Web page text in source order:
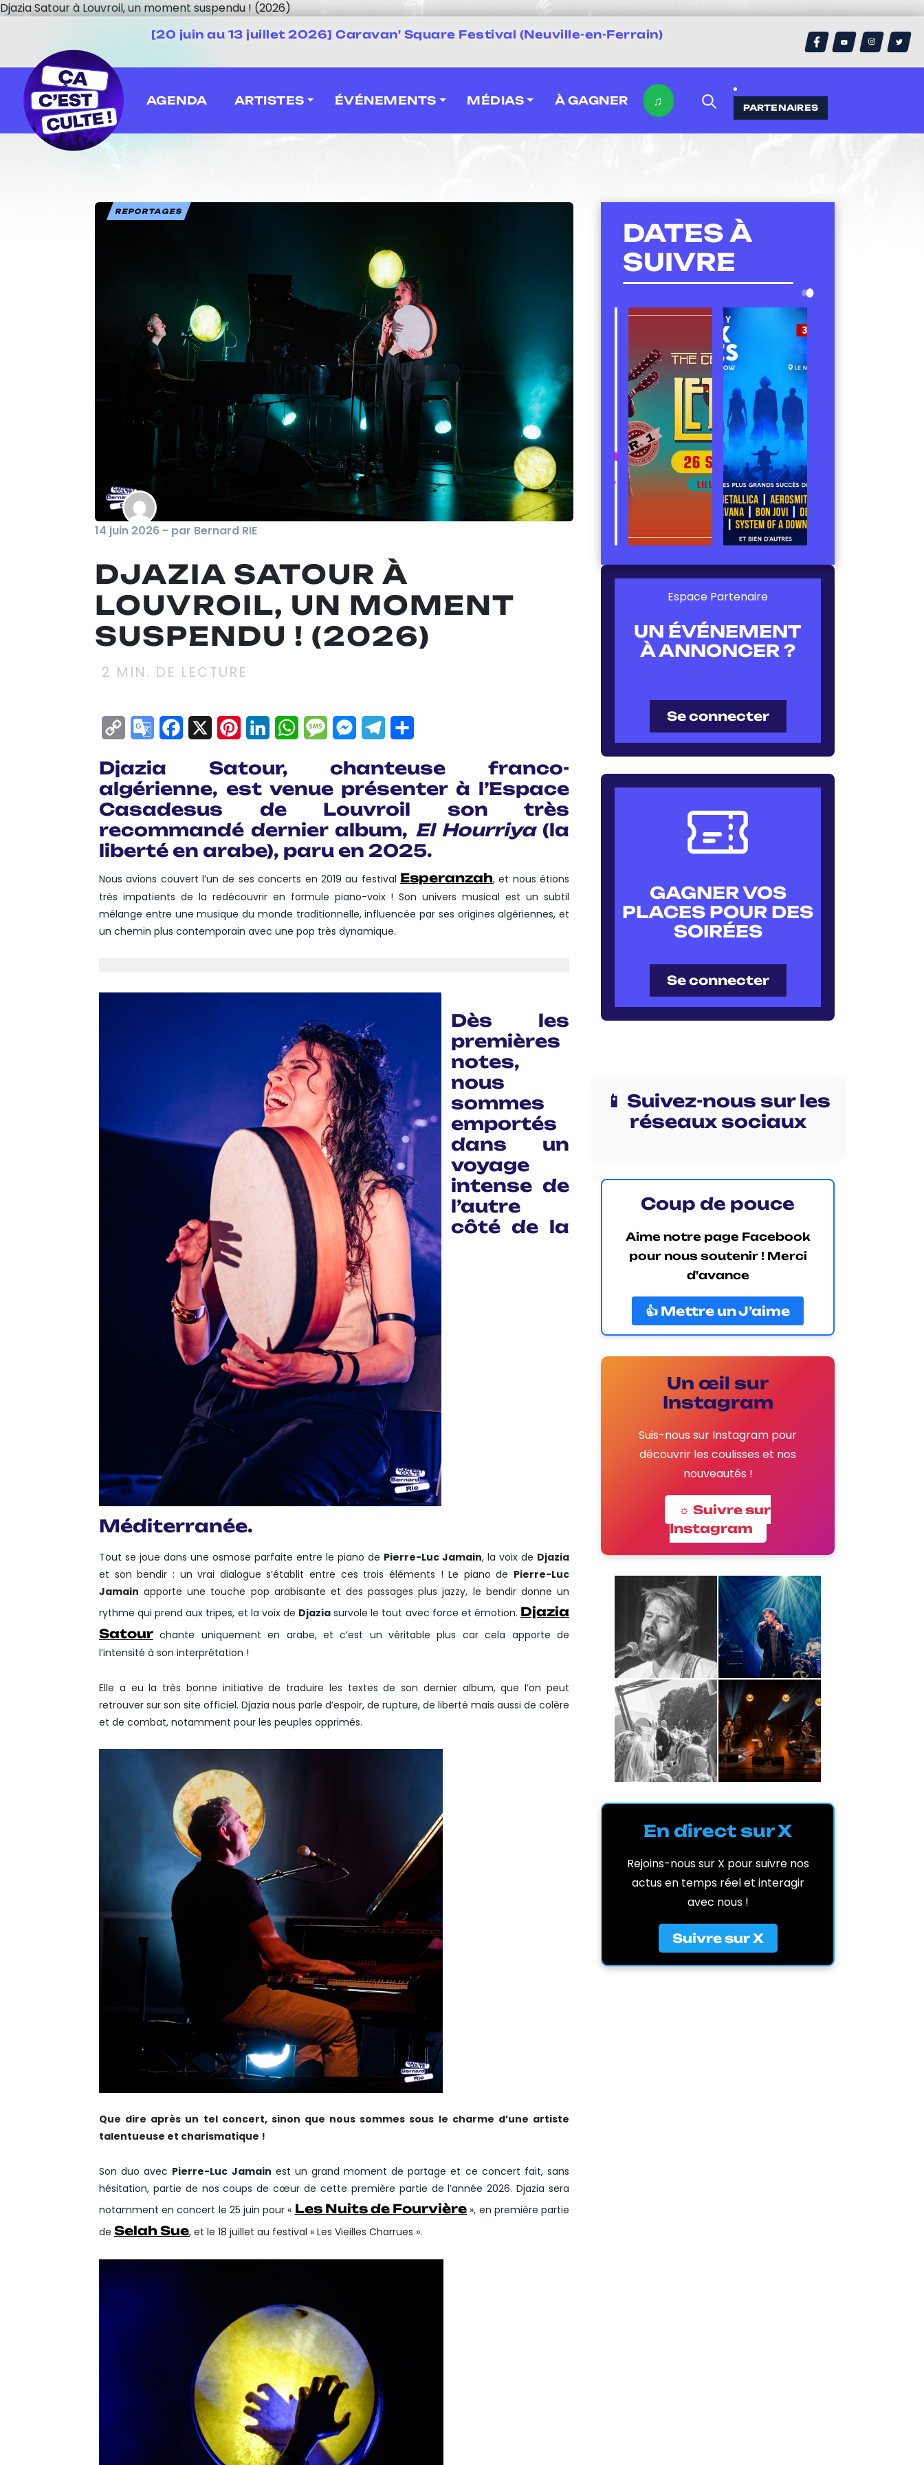
Djazia Satour à Louvroil, un moment suspendu ! (2026)
[20 juin au 13 juillet 2026] Caravan' Square Festival (Neuville-en-Ferrain)
AGENDA ARTISTES ÉVÉNEMENTS MÉDIAS À GAGNER ♫ PARTENAIRES
REPORTAGES
14 juin 2026 - par Bernard RIE
DJAZIA SATOUR À
LOUVROIL, UN MOMENT
SUSPENDU ! (2026)
2 MIN. DE LECTURE
Copy GoogleFacebook
X Pinterest
LinkedInWhatsApp
MessageMessenger
Telegram
Djazia Satour, chanteuse franco-
algérienne, est venue présenter à l’Espace
Casadesus de Louvroil son très
recommandé dernier album, El Hourriya(la
liberté en arabe), paru en 2025.
Nous avions couvert l’un de ses concerts en 2019 au festival Esperanzah, et nous étions
très impatients de la redécouvrir en formule piano-voix ! Son univers musical est un subtil
mélange entre une musique du monde traditionnelle, influencée par ses origines algériennes, et
un chemin plus contemporain avec une pop très dynamique.
Dès les
premières
notes,
nous
sommes
emportés
dans un
voyage
intense de
l’autre
côté de la
Méditerranée.
Tout se joue dans une osmose parfaite entre le piano de Pierre-Luc Jamain, la voix de Djazia
et son bendir : un vrai dialogue s’établit entre ces trois éléments ! Le piano de Pierre-Luc
Jamain apporte une touche pop arabisante et des passages plus jazzy, le bendir donne un
rythme qui prend aux tripes, et la voix de Djazia survole le tout avec force et émotion. Djazia
Satour chante uniquement en arabe, et c’est un véritable plus car cela apporte de
l’intensité à son interprétation !
Elle a eu la très bonne initiative de traduire les textes de son dernier album, que l’on peut
retrouver sur son site officiel. Djazia nous parle d’espoir, de rupture, de liberté mais aussi de colère
et de combat, notamment pour les peuples opprimés.
Que dire après un tel concert, sinon que nous sommes sous le charme d’une artiste
talentueuse et charismatique !
Son duo avec Pierre-Luc Jamain est un grand moment de partage et ce concert fait, sans
hésitation, partie de nos coups de cœur de cette première partie de l’année 2026. Djazia sera
notamment en concert le 25 juin pour « Les Nuits de Fourvière », en première partie
de Selah Sue, et le 18 juillet au festival « Les Vieilles Charrues ».
DATES À
SUIVRE
Espace Partenaire
UN ÉVÉNEMENT
À ANNONCER ?
Se connecter
GAGNER VOS
PLACES POUR DES
SOIRÉES
Se connecter
📱 Suivez-nous sur les
réseaux sociaux
Coup de pouce
Aime notre page Facebook
pour nous soutenir ! Merci
d'avance
👍 Mettre un J’aime
Un œil sur
Instagram
Suis-nous sur Instagram pour
découvrir les coulisses et nos
nouveautés !
☼ Suivre sur
Instagram
En direct sur X
Rejoins-nous sur X pour suivre nos
actus en temps réel et interagir
avec nous !
Suivre sur X